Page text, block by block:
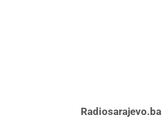
Radiosarajevo.ba